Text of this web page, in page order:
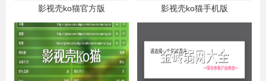
影视壳ko猫官方版 影视壳ko猫手机版